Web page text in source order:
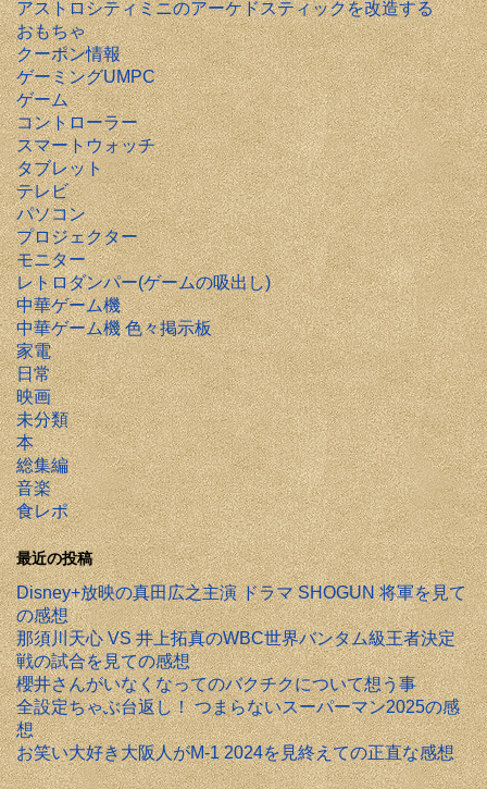
アストロシティミニのアーケドスティックを改造する
おもちゃ
クーポン情報
ゲーミングUMPC
ゲーム
コントローラー
スマートウォッチ
タブレット
テレビ
パソコン
プロジェクター
モニター
レトロダンパー(ゲームの吸出し)
中華ゲーム機
中華ゲーム機 色々掲示板
家電
日常
映画
未分類
本
総集編
音楽
食レポ
最近の投稿
Disney+放映の真田広之主演 ドラマ SHOGUN 将軍を見て
の感想
那須川天心 VS 井上拓真のWBC世界バンタム級王者決定
戦の試合を見ての感想
櫻井さんがいなくなってのバクチクについて想う事
全設定ちゃぶ台返し！ つまらないスーパーマン2025の感
想
お笑い大好き大阪人がM-1 2024を見終えての正直な感想